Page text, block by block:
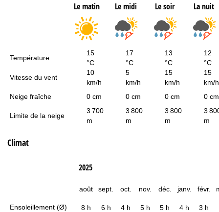
Le matin Le midi Le soir La nuit
Température
15
°C
17
°C
13
°C
12
°C
Vitesse du vent
10
km/h
5
km/h
15
km/h
15
km/h
Neige fraîche
0 cm 0 cm 0 cm 0 cm
Limite de la neige
3 700
m
3 800
m
3 800
m
3
m
Climat
Ensoleillement (Ø)
2025
août sept. oct. nov. déc. janv. févr.
8 h 6 h 4 h 5 h 5 h 4 h 3 h